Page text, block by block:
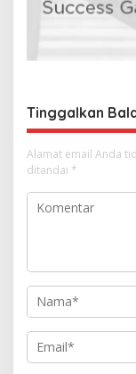
o
Tinggalkan
Alamat email Anda
ditandai *